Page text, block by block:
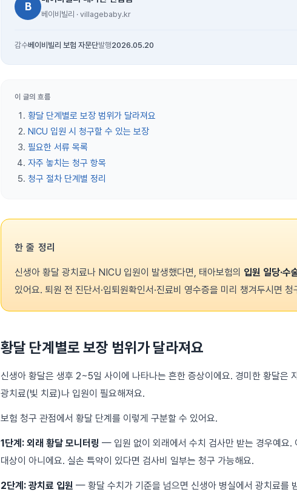
B
베이비빌리 · villagebaby.kr
감수베이비빌리 보험 자문단발행2026.05.20
이 글의 흐름
황달 단계별로 보장 범위가 달라져요
NICU 입원 시 청구할 수 있는 보장
필요한 서류 목록
자주 놓치는 청구 항목
청구 절차 단계별 정리
한 줄 정리
신생아 황달 광치료나 NICU 입원이 발생했다면, 태아보험의 입원 일당·수
있어요. 퇴원 전 진단서·입퇴원확인서·진료비 영수증을 미리 챙겨두시면
황달 단계별로 보장 범위가 달라져요
신생아 황달은 생후 2~5일 사이에 나타나는 흔한 증상이에요. 경미한 황달은
광치료(빛 치료)나 입원이 필요해져요.
보험 청구 관점에서 황달 단계를 이렇게 구분할 수 있어요.
1단계: 외래 황달 모니터링 — 입원 없이 외래에서 수치 검사만 받는 경우예요.
대상이 아니에요. 실손 특약이 있다면 검사비 일부는 청구 가능해요.
2단계: 광치료 입원 — 황달 수치가 기준을 넘으면 신생아 병실에서 광치료를